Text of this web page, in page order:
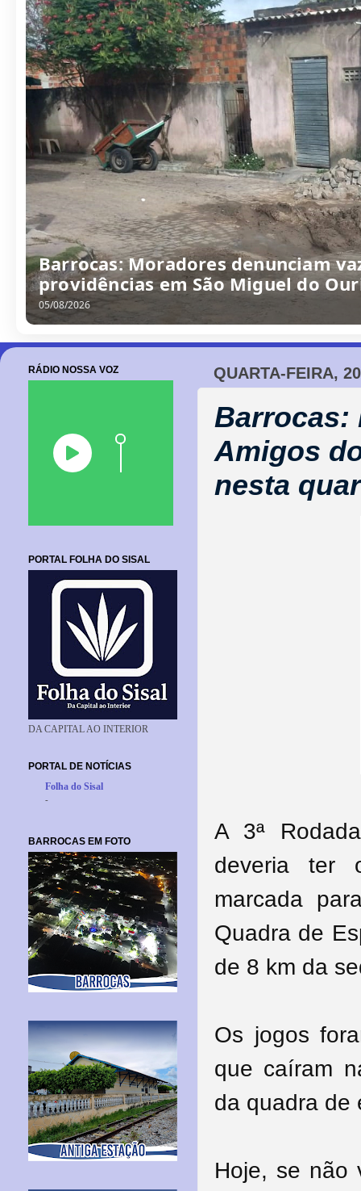
Barrocas: Moradores denunciam
providências em São Miguel do
05/08/2026
QUARTA-FEIRA,
Barrocas:
Amigos
nesta
A 3ª
deveria ter
marcada
Quadra de
de 8 km da
Os jogos
que caíram
da quadra de
Hoje, se não
RÁDIO NOSSA VOZ
PORTAL FOLHA DO SISAL
DA CAPITAL AO INTERIOR
PORTAL DE NOTÍCIAS
Folha do Sisal
-
BARROCAS EM FOTO